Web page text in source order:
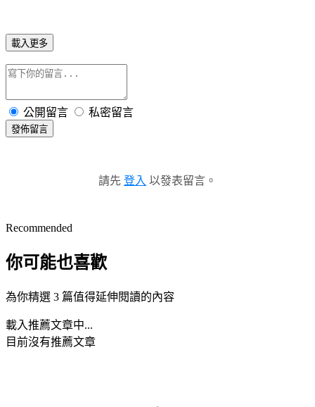
載入更多
公開留言 私密留言
發佈留言
請先 登入 以發表留言。
Recommended
你可能也喜歡
為你精選 3 篇值得延伸閱讀的內容
載入推薦文章中...
目前沒有推薦文章